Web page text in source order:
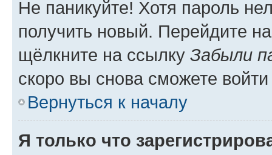
Не паникуйте! Хотя пароль
получить новый. Перейдите
щёлкните на ссылку Забыли
скоро вы снова сможете
Вернуться к началу
Я только что